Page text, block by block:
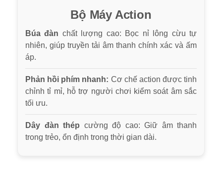
Bộ Máy Action
Búa đàn chất lượng cao: Bọc nỉ lông cừu tự
nhiên, giúp truyền tải âm thanh chính xác và ấm
áp.
Phản hồi phím nhanh: Cơ chế action được tinh
chỉnh tỉ mỉ, hỗ trợ người chơi kiểm soát âm sắc
tối ưu.
Dây đàn thép cường độ cao: Giữ âm thanh
trong trẻo, ổn định trong thời gian dài.